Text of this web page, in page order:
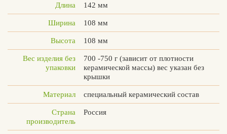
Длина 142 мм
Ширина 108 мм
Высота 108 мм
Вес изделия без
упаковки
700 -750 г (зависит от плотности
керамической массы) вес указан без
крышки
Материал специальный керамический состав
Страна
производитель
Россия